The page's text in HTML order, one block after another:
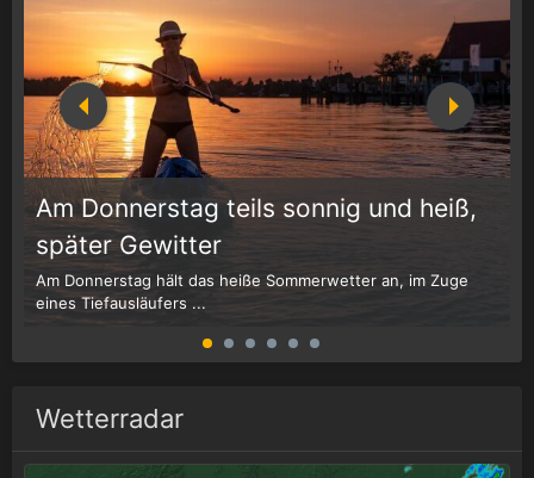
Am Donnerstag teils sonnig und heiß,
später Gewitter
Am Donnerstag hält das heiße Sommerwetter an, im Zuge
eines Tiefausläufers ...
Wetterradar